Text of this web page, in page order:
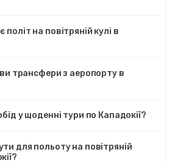
політ на повітряній кулі в
трансфери з аеропорту в
у щоденні тури по Кападокії?
для польоту на повітряній